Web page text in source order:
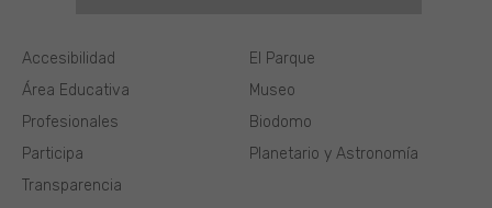
El Parque
Museo
Biodomo
Planetario y Astronomía
Área Educativa
Profesionales
Participa
Transparencia
Accesibilidad